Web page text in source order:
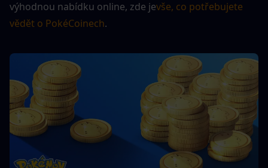
výhodnou nabídku online, zde jevše, co potřebujete
vědět o PokéCoinech.